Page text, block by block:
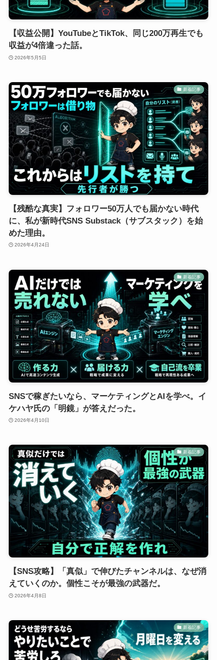
【収益公開】YouTubeとTikTok、同じ200万再生でも
収益が4倍違った話。
2026年5月5日
新着記事
【残酷な真実】フォロワー50万人でも届かない時代
に、私が新時代SNS Substack（サブスタック）を始
めた理由。
2026年4月24日
新着記事
SNSで稼ぎたいなら、マーケティングとAIを学べ。イ
ケハヤ氏の「明鏡」が答えだった。
2026年4月10日
新着記事
【SNS攻略】「真似」で伸びたチャンネルは、なぜ消
えていくのか。個性こそが最強の武器だ。
2026年4月8日
新着記事